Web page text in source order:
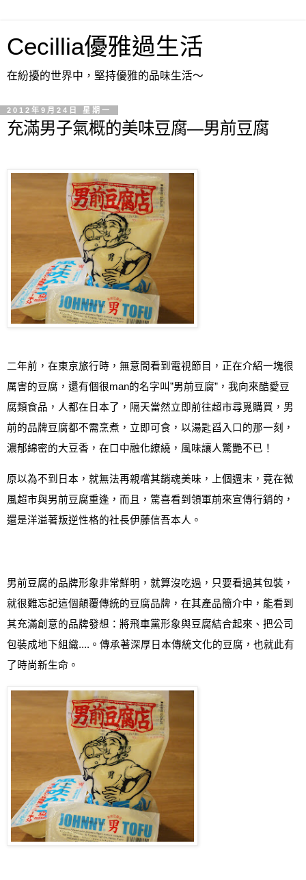
Cecillia優雅過生活
在紛擾的世界中，堅持優雅的品味生活～
2012年9月24日 星期一
充滿男子氣概的美味豆腐—男前豆腐
二年前，在東京旅行時，無意間看到電視節目 ， 正在介紹一塊很
厲害的豆腐 ， 還有個很man的名字叫”男前豆腐” ， 我向來酷愛豆
腐類食品，人都在日本了，隔天當然立即前往超市尋覓購買 ， 男
前的品牌豆腐都不需烹煮，立即可食 ， 以湯匙舀入口的那一刻，
濃郁綿密的大豆香，在口中融化繚繞 ， 風味讓人驚艷不已！
原以為不到日本，就無法再親嚐其銷魂美味，上個週末，竟在微
風超市與男前豆腐重逢，而且，驚喜看到領軍前來宣傳行銷的 ，
還是洋溢著叛逆性格的社長伊藤信吾本人 。
男前豆腐的品牌形象非常鮮明，就算沒吃過 ， 只要看過其包裝 ，
就很難忘記這個顛覆傳統的豆腐品牌 ， 在其產品簡介中，能看到
其充滿創意的品牌發想 ： 將飛車黨形象與豆腐結合起來、把公司
包裝成地下組織.... 。傳承著深厚日本傳統文化的豆腐，也就此有
了時尚新生命。